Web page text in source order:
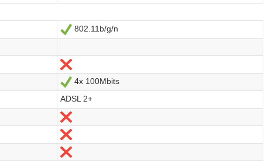
Sí
802.11b/g/n
No
Sí
4x 100Mbits
ADSL 2+
No
No
No